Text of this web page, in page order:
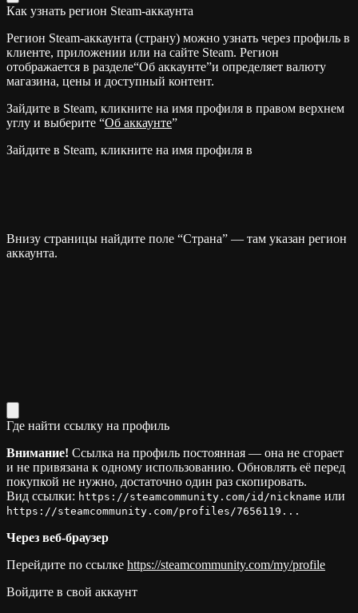
Как узнать регион Steam-аккаунта
Регион Steam-аккаунта (страну) можно узнать через профиль в
клиенте, приложении или на сайте Steam. Регион
отображается в разделе“Об аккаунте”и определяет валюту
магазина, цены и доступный контент.
Зайдите в Steam, кликните на имя профиля в правом верхнем
углу и выберите “Об аккаунте”
Зайдите в Steam, кликните на имя профиля в
Внизу страницы найдите поле “Страна” — там указан регион
аккаунта.
Где найти ссылку на профиль
Внимание! Ссылка на профиль постоянная — она не сгорает
и не привязана к одному использованию. Обновлять её перед
покупкой не нужно, достаточно один раз скопировать.
Вид ссылки: https://steamcommunity.com/id/nickname или
https://steamcommunity.com/profiles/7656119...
Через веб-браузер
Перейдите по ссылке https://steamcommunity.com/my/profile
Войдите в свой аккаунт